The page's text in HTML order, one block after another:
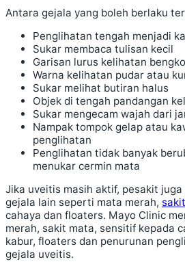
Antara gejala yang boleh berlaku
Penglihatan tengah menjadi
Sukar membaca tulisan kecil
Garisan lurus kelihatan
Warna kelihatan pudar atau
Sukar melihat butiran halus
Objek di tengah pandangan
Sukar mengecam wajah dari
Nampak tompok gelap atau
penglihatan
Penglihatan tidak banyak
menukar cermin mata
Jika uveitis masih aktif, pesakit
gejala lain seperti mata merah,
cahaya dan floaters. Mayo Clinic
merah, sakit mata, sensitif kepada
kabur, floaters dan penurunan
gejala uveitis.